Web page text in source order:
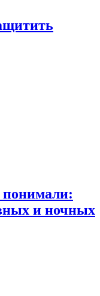
и ночных